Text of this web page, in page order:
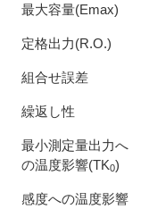
最大容量(Emax)
定格出力(R.O.)
組合せ誤差
繰返し性
最小測定量出力へ
の温度影響(TK0)
感度への温度影響